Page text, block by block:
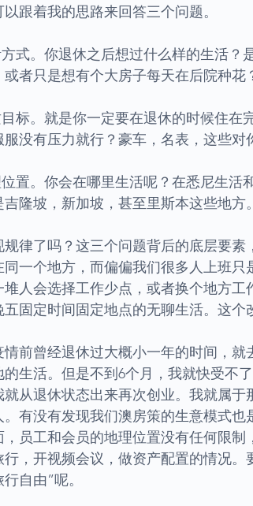
跟着我的思路来回答三个问题。
式。你退休之后想过什么样的生活？
或者只是想有个大房子每天在后院种花
标。就是你一定要在退休的时候住在
服没有压力就行？豪车，名表，这些对
置。你会在哪里生活呢？在悉尼生
隆坡，新加坡，甚至里斯本这些地方。
规律了吗？这三个问题背后的底层要
同一个地方，而偏偏我们很多人上班
堆人会选择工作少点，或者换个地方
五固定时间固定地点的无聊生活。这个
情前曾经退休过大概小一年的时间，
的生活。但是不到6个月，我就快受不
就从退休状态出来再次创业。我就属
。有没有发现我们澳房策的生意模式
，员工和会员的地理位置没有任何限
行，开视频会议，做资产配置的情况
自由”呢。